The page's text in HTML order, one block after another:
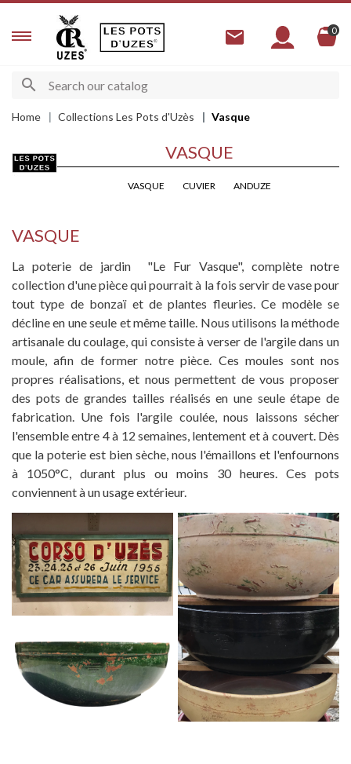
0
Home Collections Les Pots d'Uzès Vasque
VASQUE
VASQUE CUVIER ANDUZE
VASQUE
La poterie de jardin "Le Fur Vasque", complète notre
collection d'une pièce qui pourrait à la fois servir de vase pour
tout type de bonzaï et de plantes fleuries. Ce modèle se
décline en une seule et même taille. Nous utilisons la méthode
artisanale du coulage, qui consiste à verser de l'argile dans un
moule, afin de former notre pièce. Ces moules sont nos
propres réalisations, et nous permettent de vous proposer
des pots de grandes tailles réalisés en une seule étape de
fabrication. Une fois l'argile coulée, nous laissons sécher
l'ensemble entre 4 à 12 semaines, lentement et à couvert. Dès
que la poterie est bien sèche, nous l'émaillons et l'enfournons
à 1050°C, durant plus ou moins 30 heures. Ces pots
conviennent à un usage extérieur.